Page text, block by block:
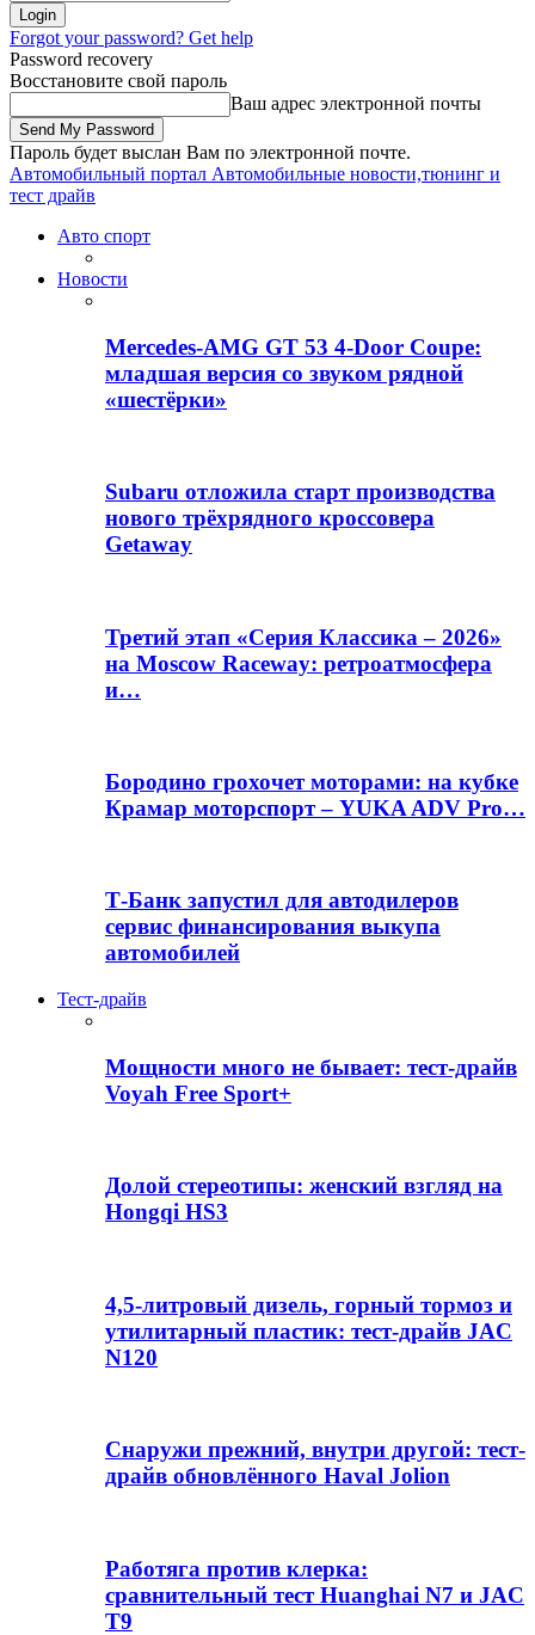
Forgot your password? Get help
Password recovery
Восстановите свой пароль
Ваш адрес электронной почты
Пароль будет выслан Вам по электронной почте.
Автомобильный портал Автомобильные новости,тюнинг и
тест драйв
Авто спорт
Новости
Mercedes-AMG GT 53 4-Door Coupe:
младшая версия со звуком рядной
«шестёрки»
Subaru отложила старт производства
нового трёхрядного кроссовера
Getaway
Третий этап «Серия Классика – 2026»
на Moscow Raceway: ретроатмосфера
и…
Бородино грохочет моторами: на кубке
Крамар моторспорт – YUKA ADV Pro…
Т-Банк запустил для автодилеров
сервис финансирования выкупа
автомобилей
Тест-драйв
Мощности много не бывает: тест-драйв
Voyah Free Sport+
Долой стереотипы: женский взгляд на
Hongqi HS3
4,5-литровый дизель, горный тормоз и
утилитарный пластик: тест-драйв JAC
N120
Снаружи прежний, внутри другой: тест-
драйв обновлённого Haval Jolion
Работяга против клерка:
сравнительный тест Huanghai N7 и JAC
T9